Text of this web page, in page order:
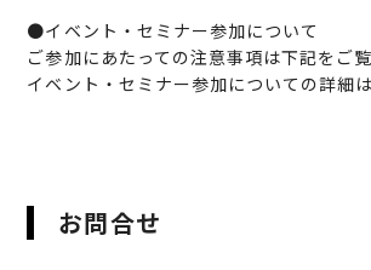
●イベント・セミナー参加について
ご参加にあたっての注意事項は下記をご覧
イベント・セミナー参加についての詳細は
お問合せ